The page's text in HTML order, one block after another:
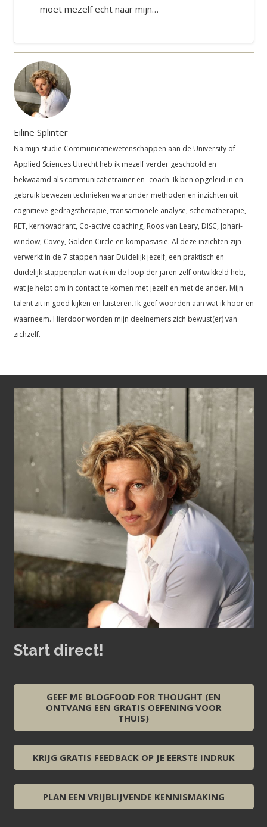
moet mezelf echt naar mijn…
Eiline Splinter
Na mijn studie Communicatiewetenschappen aan de University of
Applied Sciences Utrecht heb ik mezelf verder geschoold en
bekwaamd als communicatietrainer en -coach. Ik ben opgeleid in en
gebruik bewezen technieken waaronder methoden en inzichten uit
cognitieve gedragstherapie, transactionele analyse, schematherapie,
RET, kernkwadrant, Co-active coaching, Roos van Leary, DISC, Johari-
window, Covey, Golden Circle en kompasvisie. Al deze inzichten zijn
verwerkt in de 7 stappen naar Duidelijk jezelf, een praktisch en
duidelijk stappenplan wat ik in de loop der jaren zelf ontwikkeld heb,
wat je helpt om in contact te komen met jezelf en met de ander. Mijn
talent zit in goed kijken en luisteren. Ik geef woorden aan wat ik hoor en
waarneem. Hierdoor worden mijn deelnemers zich bewust(er) van
zichzelf.
Start direct!
GEEF ME BLOGFOOD FOR THOUGHT (EN
ONTVANG EEN GRATIS OEFENING VOOR
THUIS)
KRIJG GRATIS FEEDBACK OP JE EERSTE INDRUK
PLAN EEN VRIJBLIJVENDE KENNISMAKING